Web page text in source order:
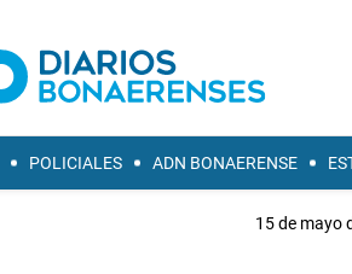
POLICIALES ADN BONAERENSE
15 de mayo